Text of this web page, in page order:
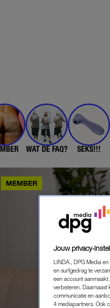
WAT DE FAQ? SEKS!!!
Jouw privacy-
LINDA., DPG Media en
en surfgedrag te
een account
verbeteren. Daarnaast
communicatie en
4 mediapartners. Ook